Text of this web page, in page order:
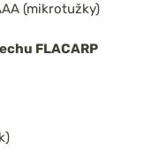
(mikrotužky)
FLACARP